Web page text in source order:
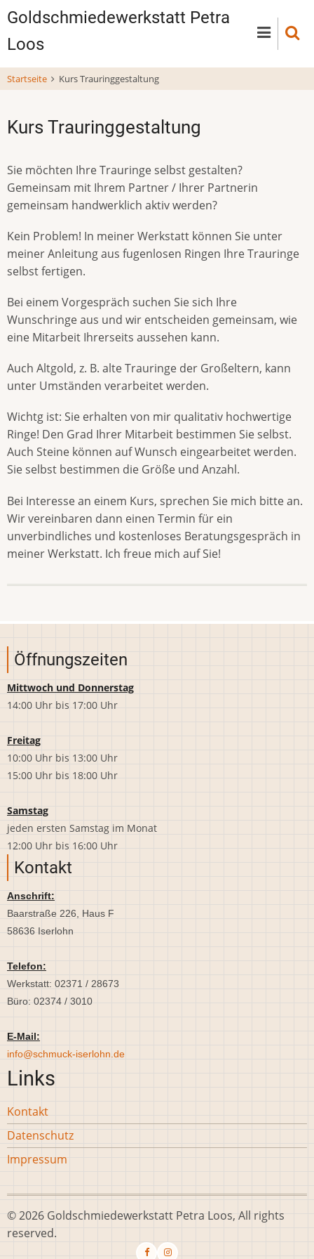
Direkt
zum
Inhalt
Goldschmiedewerkstatt Petra
Loos
Startseite Kurs Trauringgestaltung
Kurs Trauringgestaltung
Sie möchten Ihre Trauringe selbst gestalten?
Gemeinsam mit Ihrem Partner / Ihrer Partnerin
gemeinsam handwerklich aktiv werden?
Kein Problem! In meiner Werkstatt können Sie unter
meiner Anleitung aus fugenlosen Ringen Ihre Trauringe
selbst fertigen.
Bei einem Vorgespräch suchen Sie sich Ihre
Wunschringe aus und wir entscheiden gemeinsam, wie
eine Mitarbeit Ihrerseits aussehen kann.
Auch Altgold, z. B. alte Trauringe der Großeltern, kann
unter Umständen verarbeitet werden.
Wichtg ist: Sie erhalten von mir qualitativ hochwertige
Ringe! Den Grad Ihrer Mitarbeit bestimmen Sie selbst.
Auch Steine können auf Wunsch eingearbeitet werden.
Sie selbst bestimmen die Größe und Anzahl.
Bei Interesse an einem Kurs, sprechen Sie mich bitte an.
Wir vereinbaren dann einen Termin für ein
unverbindliches und kostenloses Beratungsgespräch in
meiner Werkstatt. Ich freue mich auf Sie!
Öffnungszeiten
Mittwoch und Donnerstag
14:00 Uhr bis 17:00 Uhr
Freitag
10:00 Uhr bis 13:00 Uhr
15:00 Uhr bis 18:00 Uhr
Samstag
jeden ersten Samstag im Monat
12:00 Uhr bis 16:00 Uhr
Kontakt
Anschrift:
Baarstraße 226, Haus F
58636 Iserlohn
Telefon:
Werkstatt: 02371 / 28673
Büro: 02374 / 3010
E-Mail:
info@schmuck-iserlohn.de
Links
Kontakt
Datenschutz
Impressum
© 2026 Goldschmiedewerkstatt Petra Loos, All rights
reserved.